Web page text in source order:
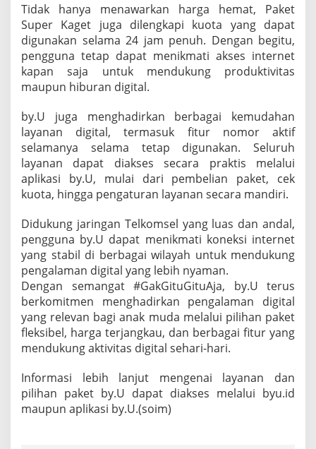
Tidak hanya menawarkan harga hemat, Paket
Super Kaget juga dilengkapi kuota yang dapat
digunakan selama 24 jam penuh. Dengan begitu,
pengguna tetap dapat menikmati akses internet
kapan saja untuk mendukung produktivitas
maupun hiburan digital.
by.U juga menghadirkan berbagai kemudahan
layanan digital, termasuk fitur nomor aktif
selamanya selama tetap digunakan. Seluruh
layanan dapat diakses secara praktis melalui
aplikasi by.U, mulai dari pembelian paket, cek
kuota, hingga pengaturan layanan secara mandiri.
Didukung jaringan Telkomsel yang luas dan andal,
pengguna by.U dapat menikmati koneksi internet
yang stabil di berbagai wilayah untuk mendukung
pengalaman digital yang lebih nyaman.
Dengan semangat #GakGituGituAja, by.U terus
berkomitmen menghadirkan pengalaman digital
yang relevan bagi anak muda melalui pilihan paket
fleksibel, harga terjangkau, dan berbagai fitur yang
mendukung aktivitas digital sehari-hari.
Informasi lebih lanjut mengenai layanan dan
pilihan paket by.U dapat diakses melalui byu.id⁠
maupun aplikasi by.U.(soim)